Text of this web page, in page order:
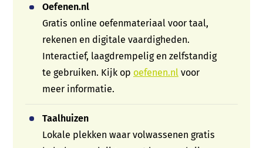
Contact
Oefenen.nl
Gratis online oefenmateriaal voor taal,
rekenen en digitale vaardigheden.
Interactief, laagdrempelig en zelfstandig
te gebruiken. Kijk op oefenen.nlvoor
meer informatie.
Taalhuizen
Lokale plekken waar volwassenen gratis